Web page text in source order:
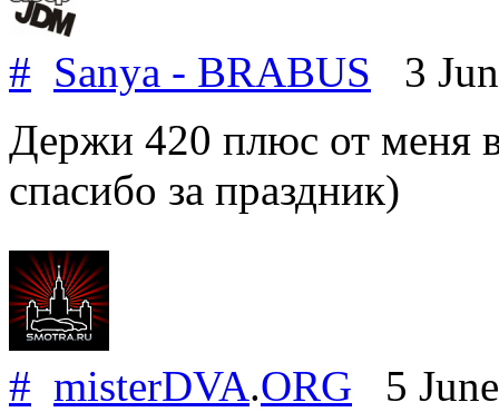
# Sanya - BRABUS 3
Держи 420 плюс от меня
спасибо за праздник)
# misterDVA.ORG 5